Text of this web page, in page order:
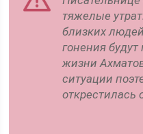
тяжелые
близких
гонения
жизни
ситуации
открестилась